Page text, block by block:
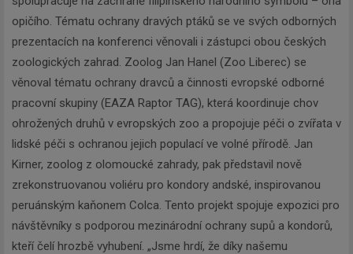
opičího. Tématu ochrany dravých ptáků se ve svých odborných
prezentacích na konferenci věnovali i zástupci obou českých
zoologických zahrad. Zoolog Jan Hanel (Zoo Liberec) se
věnoval tématu ochrany dravců a činnosti evropské odborné
pracovní skupiny (EAZA Raptor TAG), která koordinuje chov
ohrožených druhů v evropských zoo a propojuje péči o zvířata v
lidské péči s ochranou jejich populací ve volné přírodě. Jan
Kirner, zoolog z olomoucké zahrady, pak představil nově
zrekonstruovanou voliéru pro kondory andské, inspirovanou
peruánským kaňonem Colca. Tento projekt spojuje expozici pro
návštěvníky s podporou mezinárodní ochrany supů a kondorů,
kteří čelí hrozbě vyhubení. „Jsme hrdí, že díky našemu